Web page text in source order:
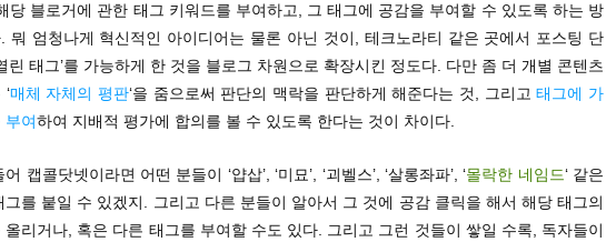
당 블로거에 관한 태그 키워드를 부여하고, 그 태그에 공감을 부여할 수 있도록 하는 방
뭐 엄청나게 혁신적인 아이디어는 물론 아닌 것이, 테크노라티 같은 곳에서 포스팅 단
린 태그’를 가능하게 한 것을 블로그 차원으로 확장시킨 정도다. 다만 좀 더 개별 콘텐츠
매체 자체의 평판‘을 줌으로써 판단의 맥락을 판단하게 해준다는 것, 그리고태그에 가
부여하여 지배적 평가에 합의를 볼 수 있도록 한다는 것이 차이다.
캡콜닷넷이라면 어떤 분들이 ‘얍삽’, ‘미묘’, ‘괴벨스’, ‘살롱좌파’, ‘몰락한 네임드‘ 같은
그를 붙일 수 있겠지. 그리고 다른 분들이 알아서 그 것에 공감 클릭을 해서 해당 태그의
올리거나, 혹은 다른 태그를 부여할 수도 있다. 그리고 그런 것들이 쌓일 수록, 독자들이